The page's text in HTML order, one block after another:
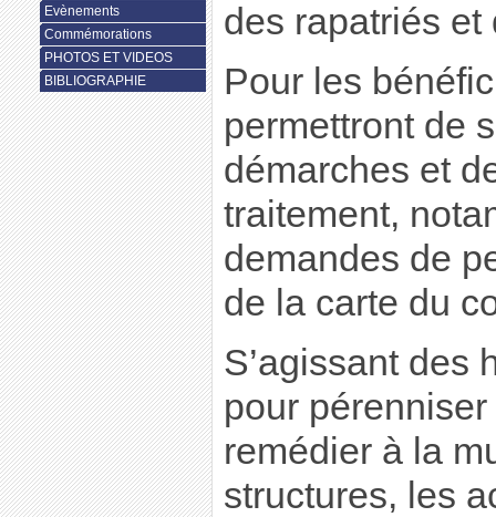
des rapatriés et
Pour les
permettront de
démarches et
traitement,
demandes de
de la carte du
S’agissant des
pour
remédier à la
structures, les
Evènements
Commémorations
PHOTOS ET VIDEOS
BIBLIOGRAPHIE